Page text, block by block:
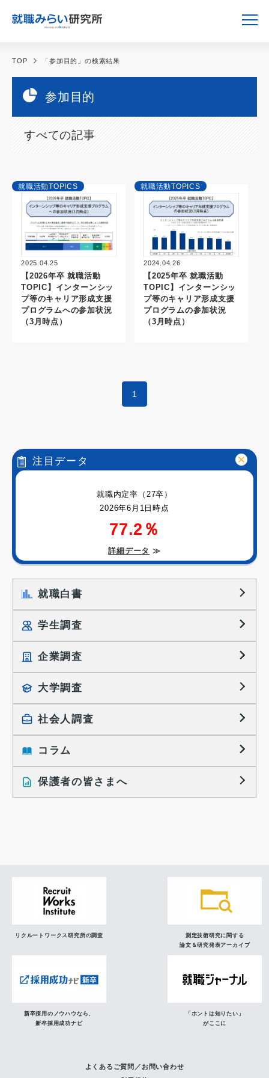
TOP 「参加目的」の検索結果
参加目的
すべての記事
就職活動TOPICS
2025.04.25
【2026年卒 就職活動
TOPIC】インターンシッ
プ等のキャリア形成支援
プログラムへの参加状況
（3月時点）
就職活動TOPICS
2024.04.26
【2025年卒 就職活動
TOPIC】インターンシッ
プ等のキャリア形成支援
プログラムの参加状況
（3月時点）
1
注目データ
就職内定率（27卒）
2026年6月1日時点
77.2％
詳細データ ≫
就職白書
学生調査
就職プロセス調査
就職活動TOPICS
大学生の実態調査
働きたい組織の特徴
大学生の地域間移動レポート
就職活動に関するレポート
企業調査
採用に関する調査
採用活動に関するレポート
大学調査
社会人調査
就職活動と入社後の就業
就業レディネス研究
コラム
インタビュー記事
保護者の皆さまへ
リクルートワークス研究所の調査
測定技術研究に関する
論文＆研究発表アーカイブ
新卒採用のノウハウなら、
新卒採用成功ナビ
「ホントは知りたい」
がここに
よくあるご質問／お問い合わせ